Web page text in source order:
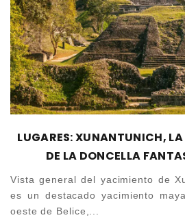
LUGARES: XUNANTUNICH,
DE LA DONCELLA
Vista general del yacimiento de
es un destacado yacimiento
oeste de Belice,...